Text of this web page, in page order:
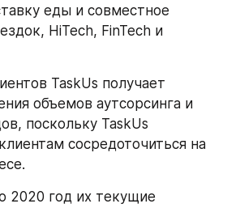
еды и совместное
HiTech, FinTech и
TaskUs получает
объемов аутсорсинга и
поскольку TaskUs
сосредоточиться на
2020 год их текущие